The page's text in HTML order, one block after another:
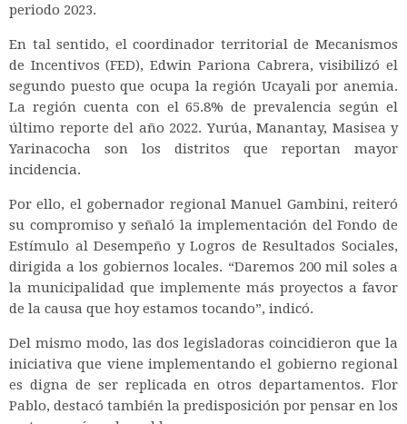
periodo 2023.
En tal sentido, el coordinador territorial de Mecanismos
de Incentivos (FED), Edwin Pariona Cabrera, visibilizó el
segundo puesto que ocupa la región Ucayali por anemia.
La región cuenta con el 65.8% de prevalencia según el
último reporte del año 2022. Yurúa, Manantay, Masisea y
Yarinacocha son los distritos que reportan mayor
incidencia.
Por ello, el gobernador regional Manuel Gambini, reiteró
su compromiso y señaló la implementación del Fondo de
Estímulo al Desempeño y Logros de Resultados Sociales,
dirigida a los gobiernos locales. “Daremos 200 mil soles a
la municipalidad que implemente más proyectos a favor
de la causa que hoy estamos tocando”, indicó.
Del mismo modo, las dos legisladoras coincidieron que la
iniciativa que viene implementando el gobierno regional
es digna de ser replicada en otros departamentos. Flor
Pablo, destacó también la predisposición por pensar en los